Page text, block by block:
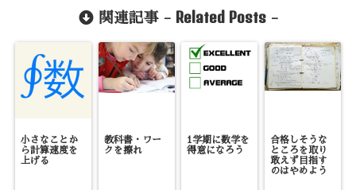
関連記事 - Related Posts-
小さなことか
ら計算速度を
上げる
教科書・ワー
クを擦れ
1学期に数学を
得意になろう
合格しそうな
ところを取り
敢えず目指す
のはやめよう